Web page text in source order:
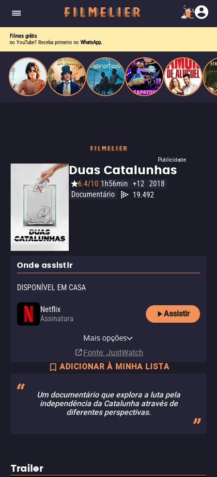
Filmes grátis
no YouTube? Receba primeiro no WhatsApp.
Publicidade
Duas Catalunhas
6.4/10 1h56min +12 2018
Documentário
19.492
Onde assistir
DISPONÍVEL EM CASA
Netflix
Assinatura
Assistir
Mais opções
Fonte: JustWatch
ADICIONAR À MINHA LISTA
Um documentário que explora a luta pela
independência da Catalunha através de
diferentes perspectivas.
Trailer
escrevia e a vida real começa a desaparecer.